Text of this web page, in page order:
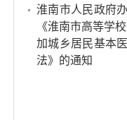
淮南市人民政府
《淮南市高等学
加城乡居民基本
法》的通知